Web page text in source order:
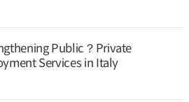
Public？Private
Services in Italy